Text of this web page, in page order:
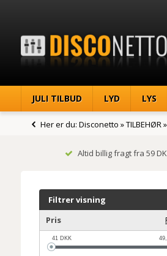
JULI TILBUD LYD LYS
Her er du: Disconetto »TILBEHØR»
Altid billig fragt fra 59
Filtrer visning
Pris
41 DKK